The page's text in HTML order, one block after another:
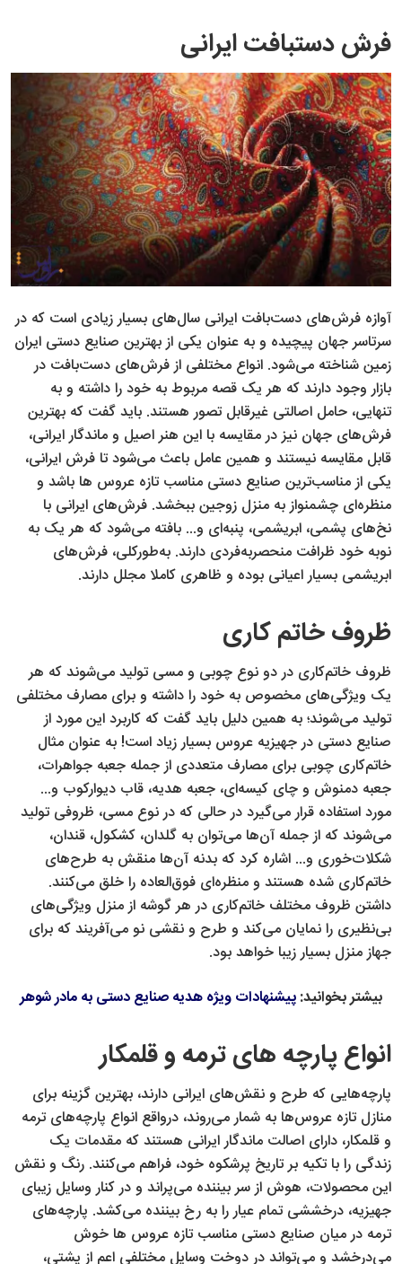
فرش دستبافت ایرانی
آوازه فرش‌های دست‌بافت ایرانی سال‌های بسیار زیادی است که در
سرتاسر جهان پیچیده و به عنوان یکی از بهترین صنایع دستی ایران
زمین شناخته می‌شود. انواع مختلفی از فرش‌های دست‌بافت در
بازار وجود دارند که هر یک قصه مربوط به خود را داشته و به
تنهایی، حامل اصالتی غیرقابل تصور هستند. باید گفت که بهترین
فرش‌های جهان نیز در مقایسه با این هنر اصیل و ماندگار ایرانی،
قابل مقایسه نیستند و همین عامل باعث می‌شود تا فرش ایرانی،
یکی از مناسب‌ترین صنایع دستی مناسب تازه عروس ها باشد و
منظره‌ای چشم‎‎نواز به منزل زوجین ببخشد. فرش‌های ایرانی با
نخ‌های پشمی، ابریشمی، پنبه‌ای و... بافته می‌شود که هر یک به
نوبه خود ظرافت منحصربه‌فردی دارند. به‌طورکلی، فرش‌های
ابریشمی بسیار اعیانی‌ بوده و ظاهری کاملا مجلل دارند.
ظروف خاتم کاری
ظروف خاتم‌کاری در دو نوع چوبی و مسی تولید می‌شوند که هر
یک ویژگی‌های مخصوص به خود را داشته و برای مصارف مختلفی
تولید می‌شوند؛ به همین دلیل باید گفت که کاربرد این مورد از
صنایع دستی در جهیزیه عروس بسیار زیاد است! به عنوان مثال
خاتم‌کاری چوبی برای مصارف متعددی از جمله جعبه جواهرات،
جعبه دمنوش و چای کیسه‌ای، جعبه هدیه، قاب دیوارکوب و...
مورد استفاده قرار می‌گیرد در حالی که در نوع مسی، ظروفی تولید
می‌شوند که از جمله آن‌ها می‌توان به گلدان‌، کشکول، قندان،
شکلات‌خوری و... اشاره کرد که بدنه آن‌ها منقش به طرح‌های
خاتم‌کاری شده هستند و منظره‌ای فوق‌العاده را خلق می‌کنند.
داشتن ظروف مختلف خاتم‌کاری در هر گوشه از منزل ویژگی‌های
بی‌نظیری را نمایان می‌کند و طرح و نقشی نو می‌آفریند که برای
جهاز منزل بسیار زیبا خواهد بود.
بیشتر بخوانید:پیشنهادات ویژه هدیه صنایع دستی به مادر شوهر
انواع پارچه های ترمه و قلمکار
پارچه‌هایی که طرح و نقش‌های ایرانی دارند، بهترین گزینه برای
منازل تازه عروس‌ها به شمار می‌روند، درواقع انواع پارچه‌های ترمه
و قلمکار، دارای اصالت ماندگار ایرانی هستند که مقدمات یک
زندگی را با تکیه بر تاریخ پرشکوه خود، فراهم می‌کنند. رنگ و نقش
این محصولات، هوش از سر بیننده می‌پراند و در کنار وسایل زیبای
جهیزیه، درخششی تمام عیار را به رخ بیننده می‌کشد. پارچه‌های
ترمه در میان صنایع دستی مناسب تازه عروس ها خوش
می‌درخشد و می‌تواند در دوخت وسایل مختلفی اعم از پشتی،